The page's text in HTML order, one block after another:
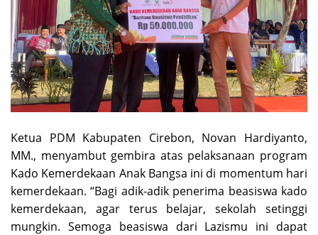
Ketua PDM Kabupaten Cirebon, Novan Hardiyanto,
MM., menyambut gembira atas pelaksanaan program
Kado Kemerdekaan Anak Bangsa ini di momentum hari
kemerdekaan. “Bagi adik-adik penerima beasiswa kado
kemerdekaan, agar terus belajar, sekolah setinggi
mungkin. Semoga beasiswa dari Lazismu ini dapat